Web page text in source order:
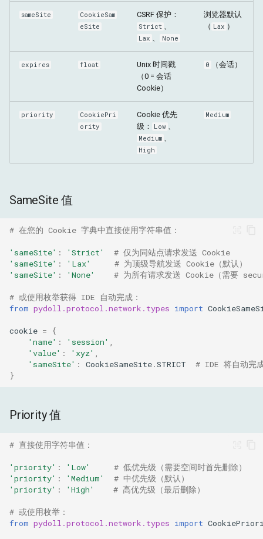
sameSite
CookieSam
eSite
CSRF 保护：
Strict 、
Lax 、 None
浏览器默认
（ Lax ）
expires float
Unix 时间戳
（0 = 会话
Cookie）
0 （会话）
priority
CookiePri
ority
Cookie 优先
级：
Low 、
Medium 、
High
Medium
SameSite 值
# 在您的 Cookie 字典中直接使用字符串值：
'sameSite' : 'Strict'
# 仅为同站点请求发送 Cookie
'sameSite' : 'Lax'
# 为顶级导航发送 Cookie（默认）
'sameSite' : 'None' # 为所有请求发送 Cookie（需要
# 或使用枚举获得 IDE 自动完成：
from pydoll.protocol.network.types import
cookie =
{
'name' : 'session' ,
'value' : 'xyz' ,
'sameSite' : CookieSameSite.STRICT
# IDE 将自动完成
}
Priority 值
# 直接使用字符串值：
'priority' : 'Low'
# 低优先级（需要空间时首先删除）
'priority' : 'Medium'
# 中优先级（默认）
'priority' : 'High' # 高优先级（最后删除）
# 或使用枚举：
from pydoll.protocol.network.types import